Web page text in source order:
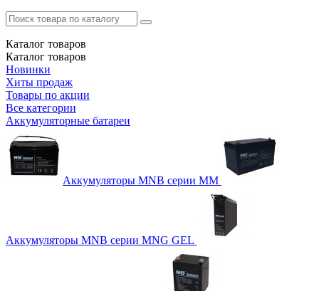
Каталог товаров
Каталог товаров
Новинки
Хиты продаж
Товары по акции
Все категории
Аккумуляторные батареи
Аккумуляторы MNB серии MM
Аккумуляторы MNB серии MNG GEL